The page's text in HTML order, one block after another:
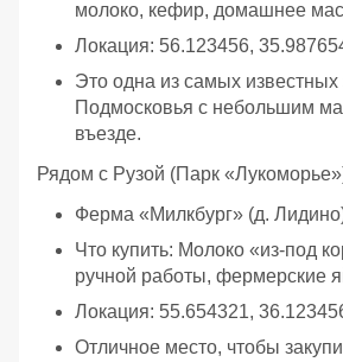
молоко, кефир, домашнее
Локация: 56.123456,
Это одна из самых
Подмосковья с небольшим
въезде.
Рядом с Рузой (Парк
Ферма «Милкбург» (д.
Что купить: Молоко «из-под
ручной работы, фермерские
Локация: 55.654321,
Отличное место, чтобы